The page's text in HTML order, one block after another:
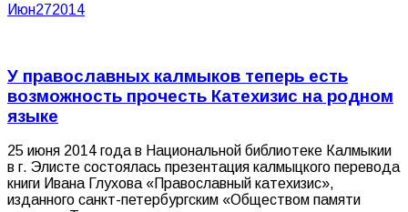
Июн272014
У православных калмыков теперь есть
возможность прочесть Катехизис на родном
языке
25 июня 2014 года в Национальной библиотеке Калмыкии
в г. Элисте состоялась презентация калмыцкого перевода
книги Ивана Глухова «Православный катехизис»,
изданного санкт-петербургским «Обществом памяти